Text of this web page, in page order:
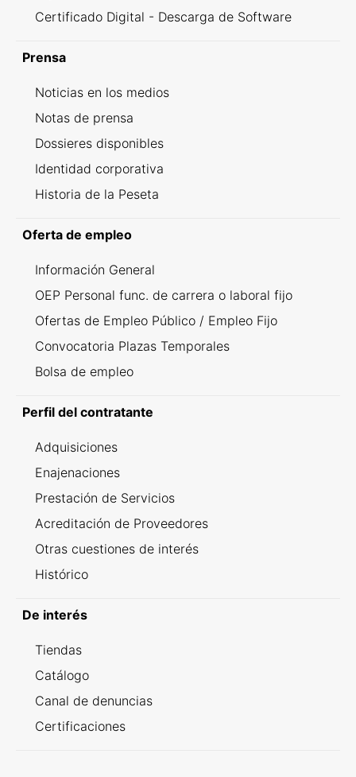
Certificado Digital - Descarga de Software
Prensa
Noticias en los medios
Notas de prensa
Dossieres disponibles
Identidad corporativa
Historia de la Peseta
Oferta de empleo
Información General
OEP Personal func. de carrera o laboral fijo
Ofertas de Empleo Público / Empleo Fijo
Convocatoria Plazas Temporales
Bolsa de empleo
Perfil del contratante
Adquisiciones
Enajenaciones
Prestación de Servicios
Acreditación de Proveedores
Otras cuestiones de interés
Histórico
De interés
Tiendas
Catálogo
Canal de denuncias
Certificaciones